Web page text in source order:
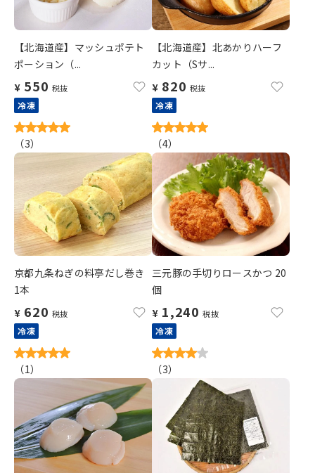
【北海道産】マッシュポテト
ポーション（...
¥ 550 税抜
冷凍
（3）
【北海道産】北あかりハーフ
カット（Sサ...
¥ 820 税抜
冷凍
（4）
京都九条ねぎの料亭だし巻き
1本
¥ 620 税抜
冷凍
（1）
三元豚の手切りロースかつ 20
個
¥ 1,240 税抜
冷凍
（3）